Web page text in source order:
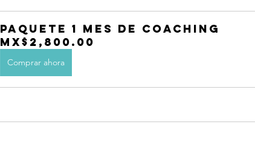
Paquete 1 mes de Coaching
MX$2,800.00
Comprar ahora